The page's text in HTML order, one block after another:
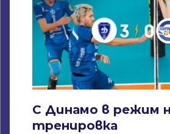
С Динамо в режим
тренировка